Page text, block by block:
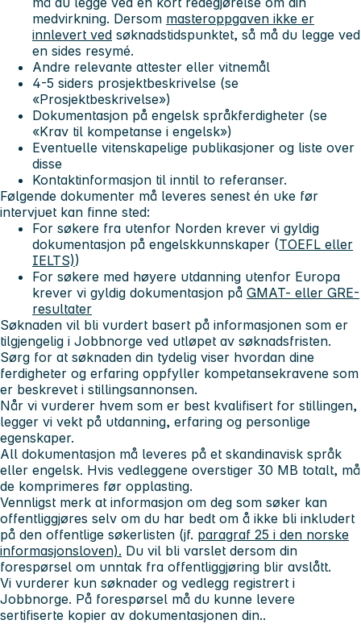
medvirkning. Dersom masteroppgaven ikke er
innlevert ved søknadstidspunktet, så må du legge ved
en sides resymé.
Andre relevante attester eller vitnemål
4-5 siders prosjektbeskrivelse (se
«Prosjektbeskrivelse»)
Dokumentasjon på engelsk språkferdigheter (se
«Krav til kompetanse i engelsk»)
Eventuelle vitenskapelige publikasjoner og liste over
disse
Kontaktinformasjon til inntil to referanser.
Følgende dokumenter må leveres senest én uke før
intervjuet kan finne sted:
For søkere fra utenfor Norden krever vi gyldig
dokumentasjon på engelskkunnskaper (TOEFL eller
IELTS))
For søkere med høyere utdanning utenfor Europa
krever vi gyldig dokumentasjon på GMAT- eller GRE-
resultater
Søknaden vil bli vurdert basert på informasjonen som er
tilgjengelig i Jobbnorge ved utløpet av søknadsfristen.
Sørg for at søknaden din tydelig viser hvordan dine
ferdigheter og erfaring oppfyller kompetansekravene som
er beskrevet i stillingsannonsen.
Når vi vurderer hvem som er best kvalifisert for stillingen,
legger vi vekt på utdanning, erfaring og personlige
egenskaper.
All dokumentasjon må leveres på et skandinavisk språk
eller engelsk. Hvis vedleggene overstiger 30 MB totalt, må
de komprimeres før opplasting.
Vennligst merk at informasjon om deg som søker kan
offentliggjøres selv om du har bedt om å ikke bli inkludert
på den offentlige søkerlisten (jf. paragraf 25 i den norske
informasjonsloven). Du vil bli varslet dersom din
forespørsel om unntak fra offentliggjøring blir avslått.
Vi vurderer kun søknader og vedlegg registrert i
Jobbnorge. På forespørsel må du kunne levere
sertifiserte kopier av dokumentasjonen din..